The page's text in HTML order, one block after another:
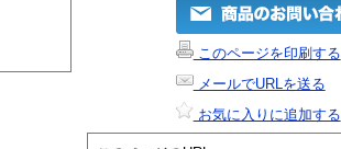
このページを印刷する
メールでURLを送る
お気に入りに追加する